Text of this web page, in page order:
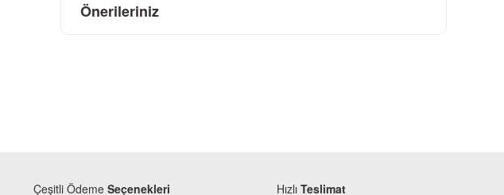
Önerileriniz
Çeşitli Ödeme Seçenekleri Hızlı Teslimat